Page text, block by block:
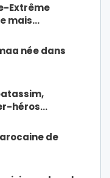
Extrême
mais…
née dans
héros…
de